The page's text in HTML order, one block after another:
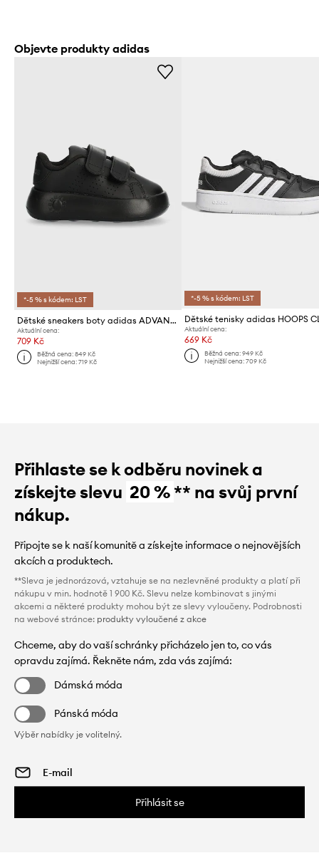
Objevte produkty adidas
*-5 % s kódem: LST
Dětské sneakers boty adidas ADVANTAGE CF I
Aktuální cena:
709 Kč
Běžná cena:849 Kč
Nejnižší cena:719 Kč
*-5 % s kódem: LST
Aktuální cena:
669 Kč
Běžná cena: 949 Kč
Nejnižší cena: 709 Kč
Přihlaste se k odběru novinek a
získejte slevu 20 %** na svůj první
nákup.
Připojte se k naší komunitě a získejte informace o nejnovějších
akcích a produktech.
**Sleva je jednorázová, vztahuje se na nezlevněné produkty a platí při
nákupu v min. hodnotě 1 900 Kč. Slevu nelze kombinovat s jinými
akcemi a některé produkty mohou být ze slevy vyloučeny. Podrobnosti
na webové stránce: produkty vyloučené z akce
Chceme, aby do vaší schránky přicházelo jen to, co vás
opravdu zajímá. Řekněte nám, zda vás zajímá:
Dámská móda
Pánská móda
Výběr nabídky je volitelný.
Přihlásit se